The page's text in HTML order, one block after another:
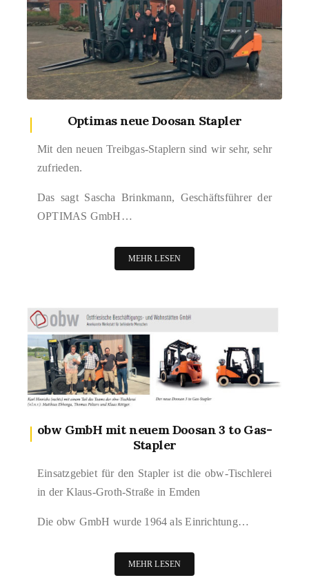
Optimas neue Doosan Stapler
Mit den neuen Treibgas-Staplern sind wir sehr, sehr
zufrieden.
Das sagt Sascha Brinkmann, Geschäftsführer der
OPTIMAS GmbH…
MEHR LESEN
obw GmbH mit neuem Doosan 3 to Gas-
Stapler
Einsatzgebiet für den Stapler ist die obw-Tischlerei
in der Klaus-Groth-Straße in Emden
Die obw GmbH wurde 1964 als Einrichtung…
MEHR LESEN